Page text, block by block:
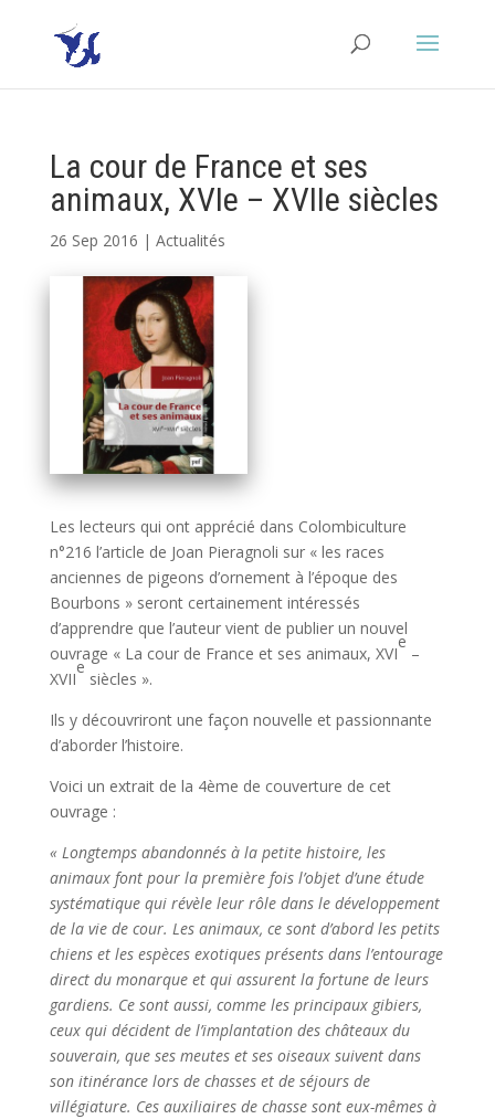
La cour de France et ses
animaux, XVIe – XVIIe siècles
26 Sep 2016 | Actualités
Les lecteurs qui ont apprécié dans Colombiculture
n°216 l’article de Joan Pieragnoli sur « les races
anciennes de pigeons d’ornement à l’époque des
Bourbons » seront certainement intéressés
d’apprendre que l’auteur vient de publier un nouvel
ouvrage « La cour de France et ses animaux, XVI
e
–
XVII
e
siècles ».
Ils y découvriront une façon nouvelle et passionnante
d’aborder l’histoire.
Voici un extrait de la 4ème de couverture de cet
ouvrage :
« Longtemps abandonnés à la petite histoire, les
animaux font pour la première fois l’objet d’une étude
systématique qui révèle leur rôle dans le développement
de la vie de cour. Les animaux, ce sont d’abord les petits
chiens et les espèces exotiques présents dans l’entourage
direct du monarque et qui assurent la fortune de leurs
gardiens. Ce sont aussi, comme les principaux gibiers,
ceux qui décident de l’implantation des châteaux du
souverain, que ses meutes et ses oiseaux suivent dans
son itinérance lors de chasses et de séjours de
villégiature. Ces auxiliaires de chasse sont eux-mêmes à